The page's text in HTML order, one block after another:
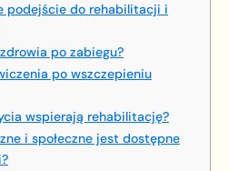
podejście do rehabilitacji i
po zabiegu?
po wszczepieniu
wspierają rehabilitację?
i społeczne jest dostępne